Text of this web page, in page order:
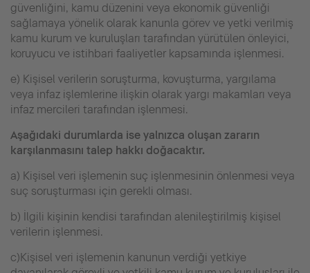
güvenliğini, kamu düzenini veya ekonomik güvenliği
sağlamaya yönelik olarak kanunla görev ve yetki verilmiş
kamu kurum ve kuruluşları tarafından yürütülen önleyici,
koruyucu ve istihbari faaliyetler kapsamında işlenmesi.
e) Kişisel verilerin soruşturma, kovuşturma, yargılama
veya infaz işlemlerine ilişkin olarak yargı makamları veya
infaz mercileri tarafından işlenmesi.
Aşağıdaki durumlarda ise yalnızca oluşan zararın
karşılanmasını talep hakkı doğacaktır.
a) Kişisel veri işlemenin suç işlenmesinin önlenmesi veya
suç soruşturması için gerekli olması.
b) İlgili kişinin kendisi tarafından alenileştirilmiş kişisel
verilerin işlenmesi.
c)Kişisel veri işlemenin kanunun verdiği yetkiye